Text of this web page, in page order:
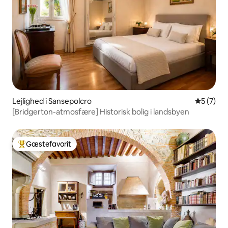
Lejlighed i Sansepolcro 5 ud af 5
5 (7)
[Bridgerton-atmosfære] Historisk bolig i landsbyen
Bedste gæstefavorit
Gæstefavorit